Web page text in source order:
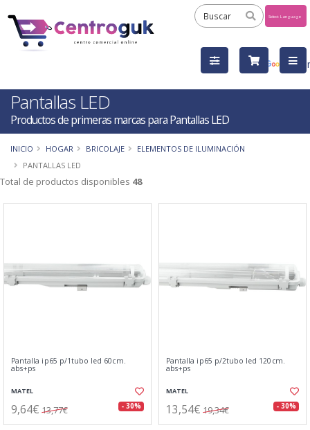
by
Pantallas LED
Productos de primeras marcas para Pantallas LED
INICIO HOGAR BRICOLAJE
ELEMENTOS DE ILUMINACIÓN
PANTALLAS LED
Total de productos disponibles 48
Pantalla ip65 p/1tubo led 60cm.
abs+ps
MATEL
9,64€ 13,77€ - 30%
Pantalla ip65 p/2tubo led 120cm.
abs+ps
MATEL
13,54€ 19,34€ - 30%